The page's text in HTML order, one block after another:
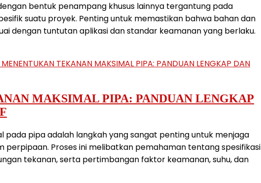
bentuk penampang khusus lainnya tergantung pada
suatu proyek. Penting untuk memastikan bahwa bahan dan
dengan tuntutan aplikasi dan standar keamanan yang berlaku.
MAKSIMAL PIPA: PANDUAN LENGKAP
pada pipa adalah langkah yang sangat penting untuk menjaga
perpipaan. Proses ini melibatkan pemahaman tentang spesifikasi
tekanan, serta pertimbangan faktor keamanan, suhu, dan